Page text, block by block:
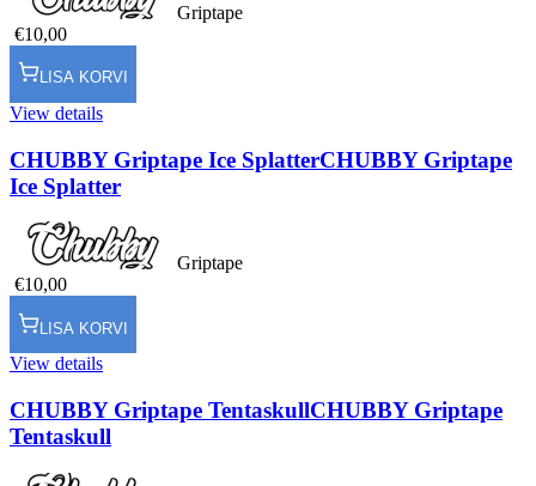
Griptape
€10,00
LISA KORVI
View details
CHUBBY Griptape Ice SplatterCHUBBY Griptape
Ice Splatter
Griptape
€10,00
LISA KORVI
View details
CHUBBY Griptape TentaskullCHUBBY Griptape
Tentaskull